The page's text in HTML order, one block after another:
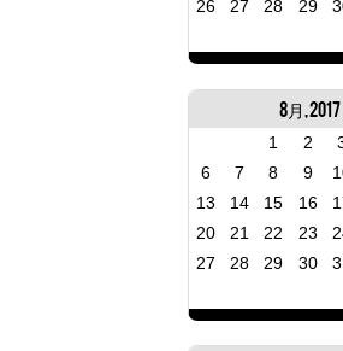
26
27 28 29
8月, 2017
1 2
6
7 8 9
13
14 15 16
20
21 22 23
27
28 29 30